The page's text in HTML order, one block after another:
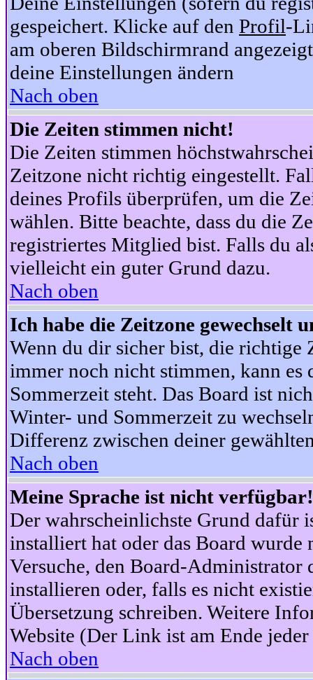
gespeichert. Klicke auf den Profil-
am oberen Bildschirmrand
deine Einstellungen ändern
Nach oben
Die Zeiten stimmen nicht!
Die Zeiten stimmen
Zeitzone nicht richtig eingestellt.
deines Profils überprüfen, um die
wählen. Bitte beachte, dass du die
registriertes Mitglied bist. Falls du
vielleicht ein guter Grund dazu.
Nach oben
Ich habe die Zeitzone gewechselt
Wenn du dir sicher bist, die richtige
immer noch nicht stimmen, kann es
Sommerzeit steht. Das Board ist
Winter- und Sommerzeit zu
Differenz zwischen deiner
Nach oben
Meine Sprache ist nicht verfügbar!
Der wahrscheinlichste Grund dafür
installiert hat oder das Board wurde
Versuche, den Board-Administrator
installieren oder, falls es nicht
Übersetzung schreiben. Weitere
Website (Der Link ist am Ende jeder
Nach oben